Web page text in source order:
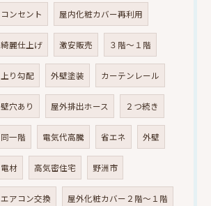
コンセント 屋内化粧カバー再利用
綺麗仕上げ 激安販売 ３階～１階
上り勾配 外壁塗装 カーテンレール
壁穴あり 屋外排出ホース ２つ続き
同一階 電気代高騰 省エネ 外壁
電材 高気密住宅 野洲市
エアコン交換 屋外化粧カバー２階～１階